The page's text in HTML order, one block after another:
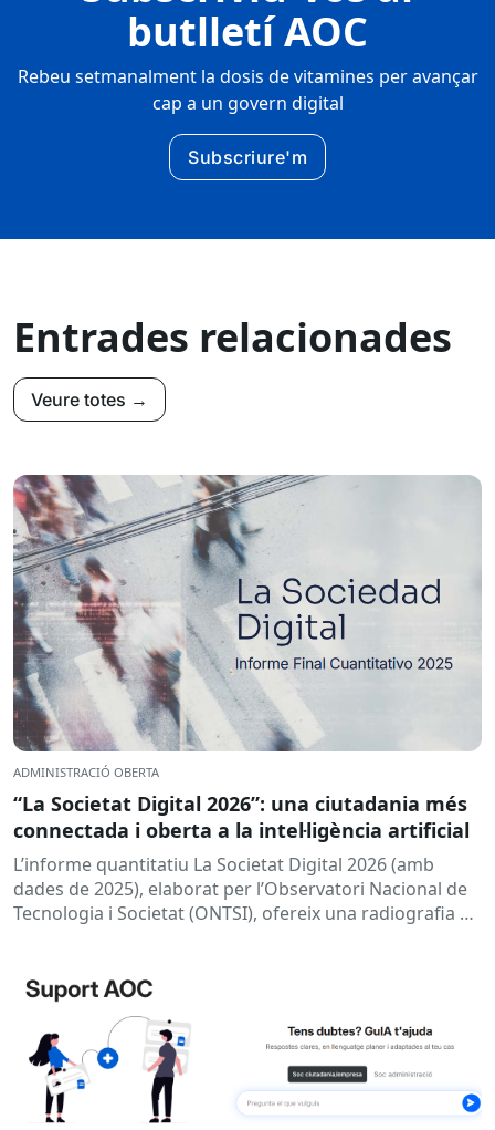
butlletí AOC
Rebeu setmanalment la dosis de vitamines per avançar
cap a un govern digital
Subscriure'm
Entrades relacionades
Veure totes →
ADMINISTRACIÓ OBERTA
“La Societat Digital 2026”: una ciutadania més
connectada i oberta a la intel·ligència artificial
L’informe quantitatiu La Societat Digital 2026 (amb
dades de 2025), elaborat per l’Observatori Nacional de
Tecnologia i Societat (ONTSI), ofereix una radiografia de